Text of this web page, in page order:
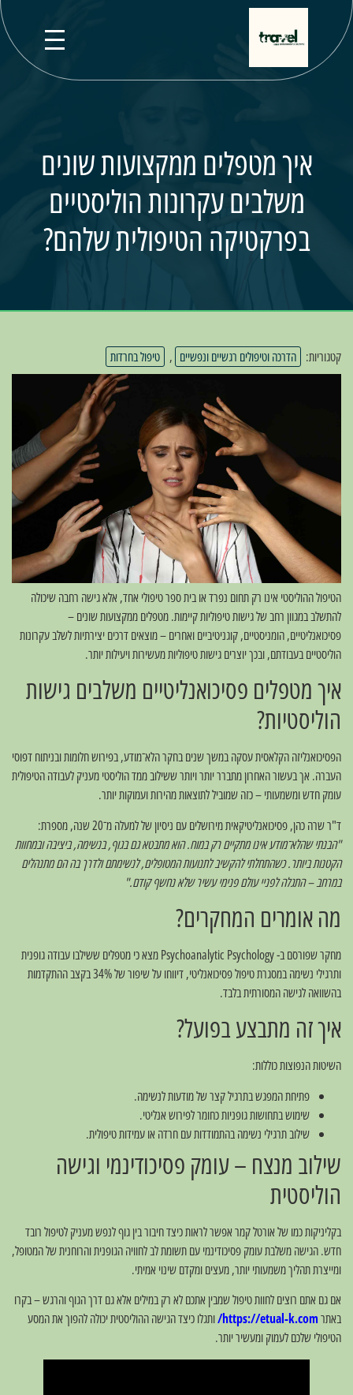
איך מטפלים ממקצועות שונים
משלבים עקרונות הוליסטיים
בפרקטיקה הטיפולית שלהם?
קטגוריות: הדרכה וטיפולים רגשיים ונפשיים , טיפול בחרדות
הטיפול ההוליסטי אינו רק תחום נפרד או בית ספר טיפולי אחד, אלא גישה רחבה שיכולה
להתשלב במגוון רחב של גישות טיפוליות קיימות. מטפלים ממקצועות שונים –
פסיכואנליטיים, הומניסטיים, קוגניטיביים ואחרים – מוצאים דרכים יצירתיות לשלב עקרונות
הוליסטיים בעבודתם, ובכך יוצרים גישות טיפוליות מעשירות ויעילות יותר.
איך מטפלים פסיכואנליטיים משלבים גישות
הוליסטיות?
הפסיכואנליזה הקלאסית עסקה במשך שנים בחקר הלא־מודע, בפירוש חלומות ובניתוח דפוסי
העברה. אך בעשור האחרון מתברר יותר ויותר ששילוב ממד הוליסטי מעניק לעבודה הטיפולית
עומק חדש ומשמעותי – כזה שמוביל לתוצאות מהירות ועמוקות יותר.
ד"ר שרה כהן, פסיכואנליטיקאית מירושלים עם ניסיון של למעלה מ־20 שנה, מספרת:
"הבנתי שהלא־מודע אינו מתקיים רק במוח. הוא מתבטא גם בגוף, בנשימה, ביציבה ובמחוות
הקטנות ביותר. כשהתחלתי להקשיב לתנועות המטופלים, לנשימתם ולדרך בה הם מתנהלים
במרחב – התגלה לפניי עולם פנימי עשיר שלא נחשף קודם."
מה אומרים המחקרים?
מחקר שפורסם ב- Psychoanalytic Psychology מצא כי מטפלים ששילבו עבודה גופנית
ותרגילי נשימה במסגרת טיפול פסיכואנליטי, דיווחו על שיפור של 34% בקצב ההתקדמות
בהשוואה לגישה המסורתית בלבד.
איך זה מתבצע בפועל?
השיטות הנפוצות כוללות:
פתיחת המפגש בתרגיל קצר של מודעות לנשימה.
שימוש בתחושות גופניות כחומר לפירוש אנליטי.
שילוב תרגילי נשימה בהתמודדות עם חרדה או עמידות טיפולית.
שילוב מנצח – עומק פסיכודינמי וגישה
הוליסטית
בקליניקות כמו של אורטל קמר אפשר לראות כיצד חיבור בין גוף לנפש מעניק לטיפול רובד
חדש. הגישה משלבת עומק פסיכודינמי עם תשומת לב לחוויה הגופנית והרוחנית של המטופל,
ומייצרת תהליך משמעותי יותר, מעצים ומקדם שינוי אמיתי.
אם גם אתם רוצים לחוות טיפול שמבין אתכם לא רק במילים אלא גם דרך הגוף והרגש – בקרו
באתרhttps://etual-k.com/ ותגלו כיצד הגישה ההוליסטית יכולה להפוך את המסע
הטיפולי שלכם לעמוק ומעשיר יותר.